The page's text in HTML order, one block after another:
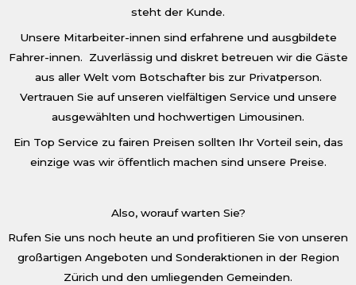
steht der Kunde.
Unsere Mitarbeiter-innen sind erfahrene und ausgbildete
Fahrer-innen. Zuverlässig und diskret betreuen wir die Gäste
aus aller Welt vom Botschafter bis zur Privatperson.
Vertrauen Sie auf unseren vielfältigen Service und unsere
ausgewählten und hochwertigen Limousinen.
Ein Top Service zu fairen Preisen sollten Ihr Vorteil sein, das
einzige was wir öffentlich machen sind unsere Preise.
Also, worauf warten Sie?
Rufen Sie uns noch heute an und profitieren Sie von unseren
großartigen Angeboten und Sonderaktionen in der Region
Zürich und den umliegenden Gemeinden.